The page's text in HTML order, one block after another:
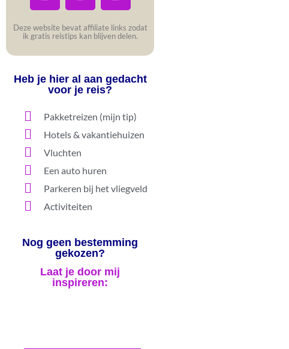
Deze website bevat affiliate links zodat
ik gratis reistips kan blijven delen.
Heb je hier al aan gedacht
voor je reis?
Pakketreizen (mijn tip)
Hotels & vakantiehuizen
Vluchten
Een auto huren
Parkeren bij het vliegveld
Activiteiten
Nog geen bestemming
gekozen?
Laat je door mij
inspireren: